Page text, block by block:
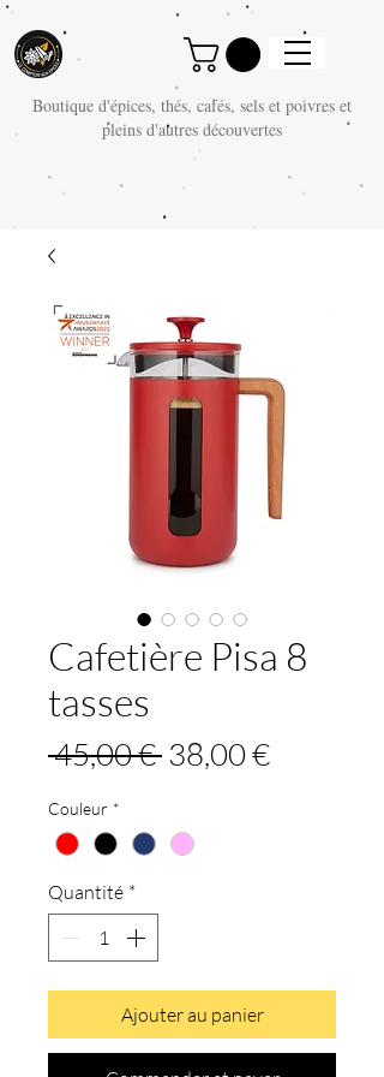
Boutique d'épices, thés, cafés, sels et poivres et
pleins d'autres découvertes
Cafetière Pisa 8
tasses
45,00 € Prix
38,00 €Prix
Couleur *
Quantité *
Ajouter au panier